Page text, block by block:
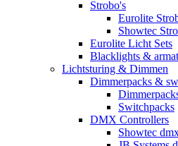
Strobo's
Eurolite
Showtec
Eurolite Licht Sets
Blacklights &
Lichtsturing & Dimmen
Dimmerpacks &
Switchpacks
DMX Controllers
Showtec